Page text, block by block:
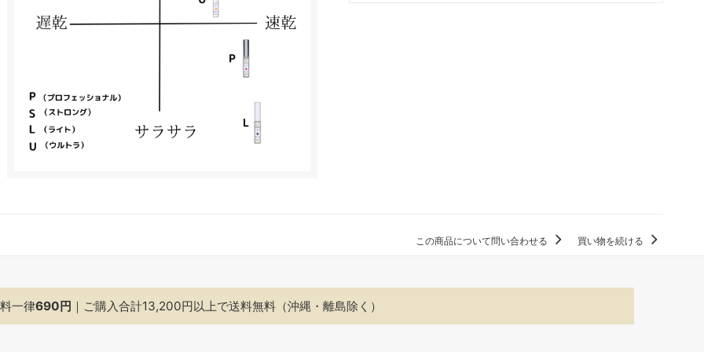
この商品について問い合わせる 買い物を続ける
一律690円 ｜ご購入合計13,200円以上で送料無料（沖縄・離島除く）